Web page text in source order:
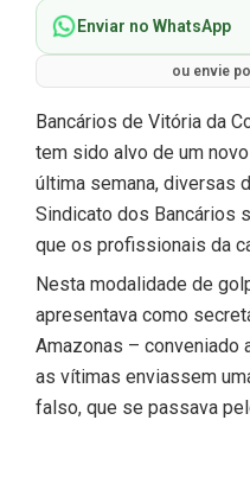
Enviar no WhatsApp
ou envie
Bancários de Vitória da
tem sido alvo de um
última semana, diversas
Sindicato dos Bancários
que os profissionais da
Nesta modalidade de
apresentava como
Amazonas – conveniado
as vítimas enviassem
falso, que se passava